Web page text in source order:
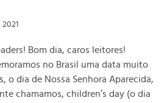
Bom dia, caros leitores!
no Brasil uma data muito
o dia de Nossa Senhora Aparecida,
chamamos, children’s day (o dia